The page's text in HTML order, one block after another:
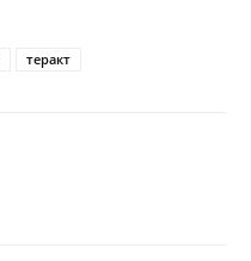
теракт